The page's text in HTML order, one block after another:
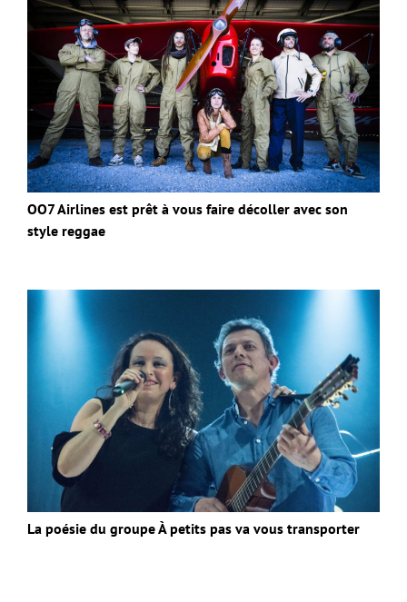
OO7 Airlines est prêt à vous faire décoller avec son
style reggae
La poésie du groupe À petits pas va vous transporter